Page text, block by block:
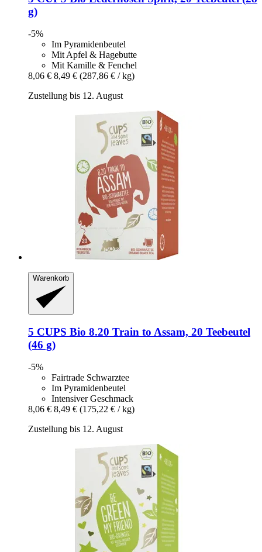
g)
-5%
Im Pyramidenbeutel
Mit Apfel & Hagebutte
Mit Kamille & Fenchel
8,06 € 8,49 € (287,86 € / kg)
Zustellung bis 12. August
Warenkorb
5 CUPS Bio 8.20 Train to Assam, 20 Teebeutel
(46 g)
-5%
Fairtrade Schwarztee
Im Pyramidenbeutel
Intensiver Geschmack
8,06 € 8,49 € (175,22 € / kg)
Zustellung bis 12. August